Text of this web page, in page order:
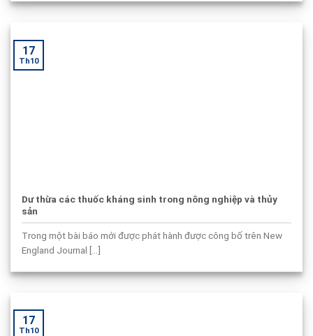
Dư thừa các thuốc kháng sinh trong nông nghiệp và thủy
sản
Trong một bài báo mới được phát hành được công bố trên New
England Journal [...]
17
Th10
17
Th10